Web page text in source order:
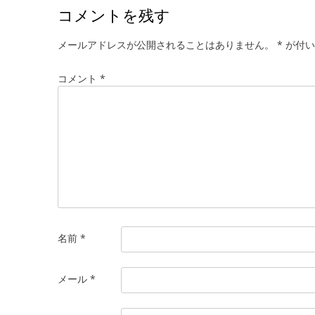
稿
ナ
ビ
ー
コメントを残す
メールアドレスが公開されることはありません。 * が付
コメント *
名前 *
メール *